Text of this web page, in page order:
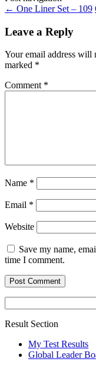
← One Liner Set – 109
Leave a Reply
Your email address will
marked *
Comment *
Name *
Email *
Website
Save my name,
time I comment.
for:
Result Section
My Test Results
Global Leader